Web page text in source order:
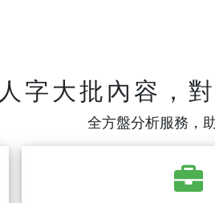
人字大批內容，
全方盤分析服務，